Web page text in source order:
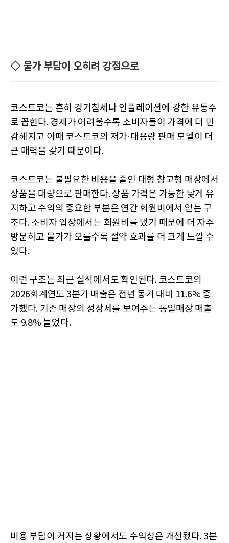
◇ 물가 부담이 오히려 강점으로
코스트코는 흔히 경기침체나 인플레이션에 강한 유통주
로 꼽힌다. 경제가 어려울수록 소비자들이 가격에 더 민
감해지고 이때 코스트코의 저가·대용량 판매 모델이 더
큰 매력을 갖기 때문이다.
코스트코는 불필요한 비용을 줄인 대형 창고형 매장에서
상품을 대량으로 판매한다. 상품 가격은 가능한 낮게 유
지하고 수익의 중요한 부분은 연간 회원비에서 얻는 구
조다. 소비자 입장에서는 회원비를 냈기 때문에 더 자주
방문하고 물가가 오를수록 절약 효과를 더 크게 느낄 수
있다.
이런 구조는 최근 실적에서도 확인된다. 코스트코의
2026회계연도 3분기 매출은 전년 동기 대비 11.6% 증
가했다. 기존 매장의 성장세를 보여주는 동일매장 매출
도 9.8% 늘었다.
비용 부담이 커지는 상황에서도 수익성은 개선됐다. 3분